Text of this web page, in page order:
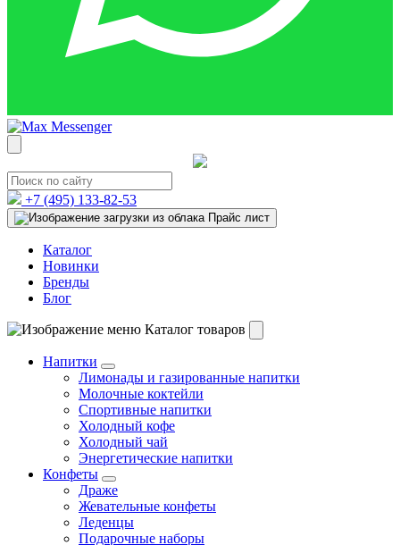
+7 (495) 133-82-53
Прайс лист
Каталог
Новинки
Бренды
Блог
Каталог товаров
Напитки
Лимонады и газированные напитки
Молочные коктейли
Спортивные напитки
Холодный кофе
Холодный чай
Энергетические напитки
Конфеты
Драже
Жевательные конфеты
Леденцы
Подарочные наборы